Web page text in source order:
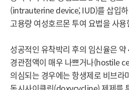
(intrauterine device; IUD)를 삽입하
고용량 여성호르몬 투여 요법을 사용
성공적인 유착박리 후의 임신율은
경관점액이 매우 나쁘거나(hostile
의심되는 경우에는 항생제로 비브